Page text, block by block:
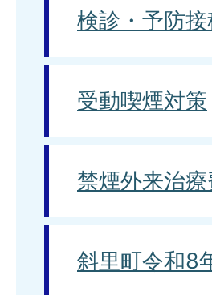
検診・予防接
受動喫煙対策
禁煙外来治
斜里町令和8